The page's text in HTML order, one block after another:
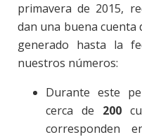
primavera de 2015,
dan una buena cuenta
generado hasta la
nuestros números:
Durante este
cerca de 200
corresponden